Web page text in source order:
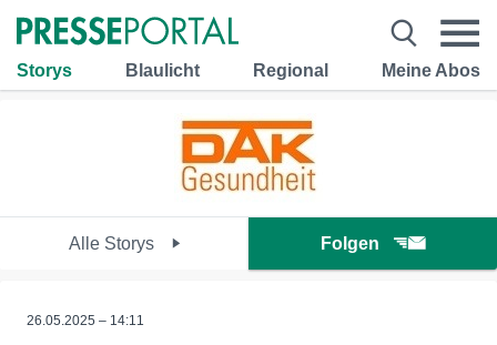
Storys Blaulicht Regional Meine Abos
Alle Storys Folgen
26.05.2025 – 14:11